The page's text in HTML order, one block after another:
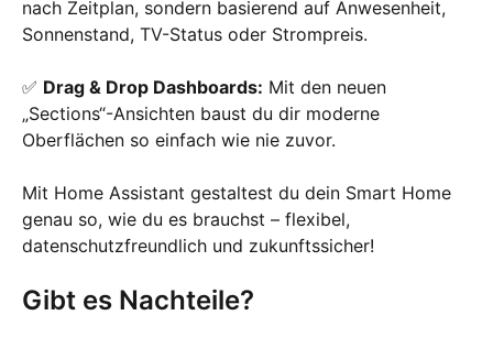
nach Zeitplan, sondern basierend auf Anwesenheit,
Sonnenstand, TV-Status oder Strompreis.
✅ Drag & Drop Dashboards: Mit den neuen
„Sections“-Ansichten baust du dir moderne
Oberflächen so einfach wie nie zuvor.
Mit Home Assistant gestaltest du dein Smart Home
genau so, wie du es brauchst – flexibel,
datenschutzfreundlich und zukunftssicher!
Gibt es Nachteile?